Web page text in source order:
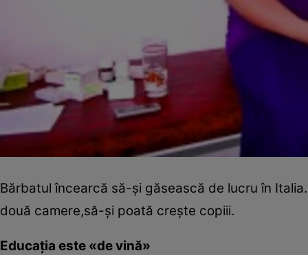
Bărbatul încearcă să-şi găsească de lucru în
două camere,să-şi poată creşte copiii.
Educaţia este «de vină»